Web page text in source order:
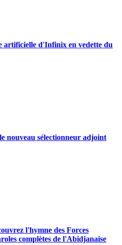
artificielle d'Infinix en vedette du
nouveau sélectionneur adjoint
l'hymne des Forces
complètes de l'Abidjanaise